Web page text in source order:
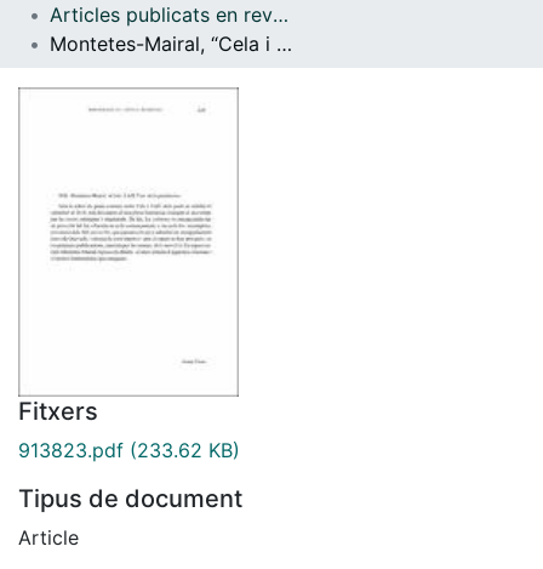
Com publicar
Articles publicats en revistes (Filologia Catalana i Lingüística General)
Montetes-Mairal, “Cela i Llull: l’art de la paciència“
Fitxers
913823.pdf (233.62 KB)
Tipus de document
Article